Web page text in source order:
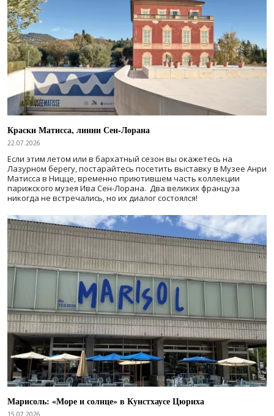
Краски Матисса, линии Сен-Лорана
22.07.2026
Если этим летом или в бархатный сезон вы окажетесь на
Лазурном берегу, постарайтесь посетить выставку в Музее Анри
Матисса в Ницце, временно приютившем часть коллекции
парижского музея Ива Сен-Лорана. Два великих француза
никогда не встречались, но их диалог состоялся!
Марисоль: «Море и солнце» в Кунстхаусе Цюриха